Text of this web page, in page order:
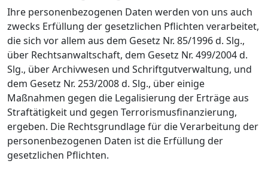
Ihre personenbezogenen Daten werden von uns auch
zwecks Erfüllung der gesetzlichen Pflichten verarbeitet,
die sich vor allem aus dem Gesetz Nr. 85/1996 d. Slg.,
über Rechtsanwaltschaft, dem Gesetz Nr. 499/2004 d.
Slg., über Archivwesen und Schriftgutverwaltung, und
dem Gesetz Nr. 253/2008 d. Slg., über einige
Maßnahmen gegen die Legalisierung der Erträge aus
Straftätigkeit und gegen Terrorismusfinanzierung,
ergeben. Die Rechtsgrundlage für die Verarbeitung der
personenbezogenen Daten ist die Erfüllung der
gesetzlichen Pflichten.